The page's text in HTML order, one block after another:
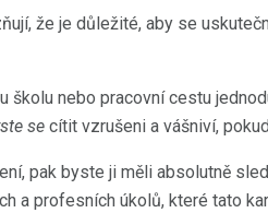
že je důležité, aby se
nebo pracovní cestu
se cítit vzrušeni a vášniví,
pak byste ji měli absolutně
a profesních úkolů, které tato